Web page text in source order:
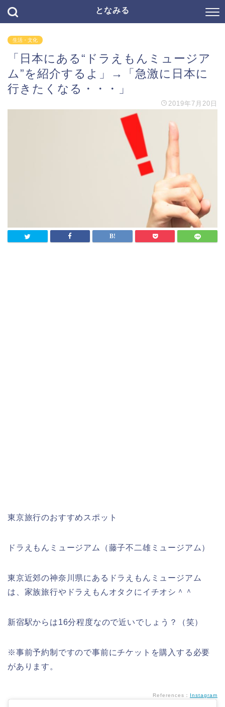
となみる
生活・文化
「日本にある“ドラえもんミュージア
ム”を紹介するよ」→「急激に日本に
行きたくなる・・・」
2019年7月20日
東京旅行のおすすめスポット
ドラえもんミュージアム（藤子不二雄ミュージアム）
東京近郊の神奈川県にあるドラえもんミュージアム
は、家族旅行やドラえもんオタクにイチオシ＾＾
新宿駅からは16分程度なので近いでしょう？（笑）
※事前予約制ですので事前にチケットを購入する必要
があります。
References： Instagram